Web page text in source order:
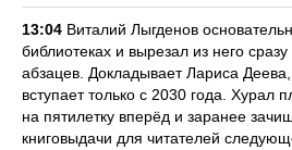
13:04 Виталий Лыгденов
библиотеках и вырезал из него
абзацев. Докладывает Лариса
вступает только с 2030 года. Хурал
на пятилетку вперёд и заранее
книговыдачи для читателей